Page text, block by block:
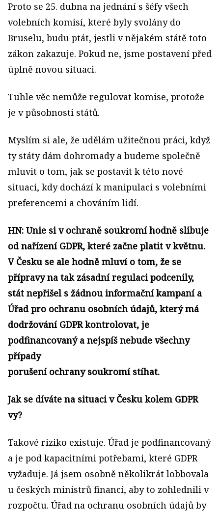
Proto se 25. dubna na jednání s šéfy všech
volebních komisí, které byly svolány do
Bruselu, budu ptát, jestli v nějakém státě toto
zákon zakazuje. Pokud ne, jsme postavení před
úplně novou situaci.
Tuhle věc nemůže regulovat komise, protože
je v působnosti států.
Myslím si ale, že udělám užitečnou práci, když
ty státy dám dohromady a budeme společně
mluvit o tom, jak se postavit k této nové
situaci, kdy dochází k manipulaci s volebními
preferencemi a chováním lidí.
HN: Unie si v ochraně soukromí hodně slibuje
od nařízení GDPR, které začne platit v květnu.
V Česku se ale hodně mluví o tom, že se
přípravy na tak zásadní regulaci podcenily,
stát nepřišel s žádnou informační kampaní a
Úřad pro ochranu osobních údajů, který má
dodržování GDPR kontrolovat, je
podfinancovaný a nejspíš nebude všechny
případy
porušení ochrany soukromí stíhat.
Jak se díváte na situaci v Česku kolem GDPR
vy?
Takové riziko existuje. Úřad je podfinancovaný
a je pod kapacitními potřebami, které GDPR
vyžaduje. Já jsem osobně několikrát lobbovala
u českých ministrů financí, aby to zohlednili v
rozpočtu. Úřad na ochranu osobních údajů by